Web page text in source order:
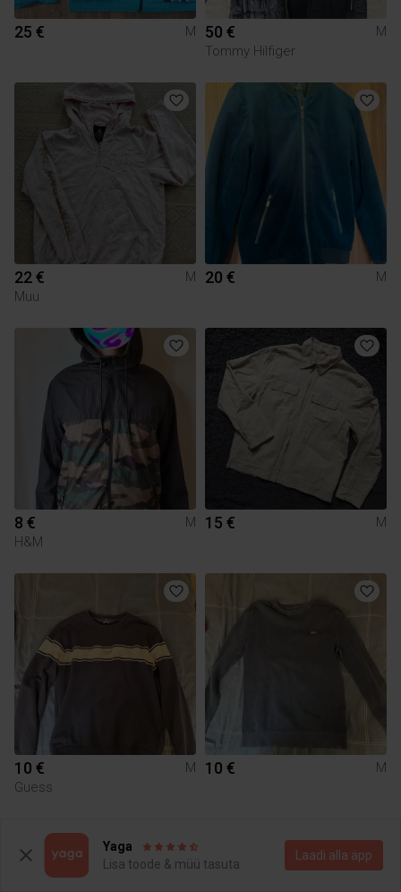
25 € M 50 €
M
Tommy Hilfiger
22 €
M
Muu
20 € M
8 €
M
H&M
15 € M
10 €
M
Guess
10 € M
Yaga
Lisa toode & müü tasuta
Laadi alla äpp